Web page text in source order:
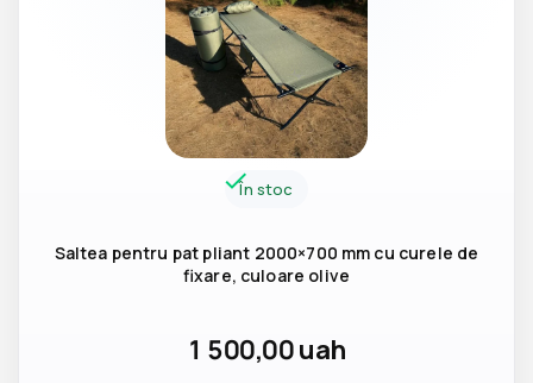
În stoc
Saltea pentru pat pliant 2000×700 mm cu curele de
fixare, culoare olive
1 500,00uah